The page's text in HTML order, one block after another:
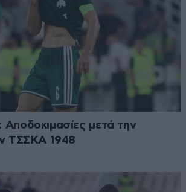
Αποδοκιμασίες μετά την
ΤΣΣΚΑ 1948